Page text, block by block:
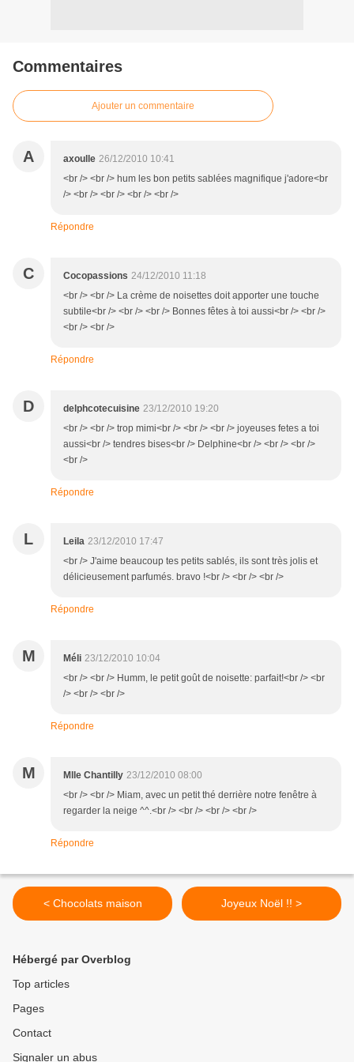
Commentaires
Ajouter un commentaire
A axoulle 26/12/2010 10:41
<br /> <br /> hum les bon petits sablées magnifique j'adore<br
/> <br /> <br /> <br /> <br />
Répondre
C Cocopassions 24/12/2010 11:18
<br /> <br /> La crème de noisettes doit apporter une touche
subtile<br /> <br /> <br /> Bonnes fêtes à toi aussi<br /> <br />
<br /> <br />
Répondre
D delphcotecuisine 23/12/2010 19:20
<br /> <br /> trop mimi<br /> <br /> <br /> joyeuses fetes a toi
aussi<br /> tendres bises<br /> Delphine<br /> <br /> <br />
<br />
Répondre
L Leila 23/12/2010 17:47
<br /> J'aime beaucoup tes petits sablés, ils sont très jolis et
délicieusement parfumés. bravo !<br /> <br /> <br />
Répondre
M Méli 23/12/2010 10:04
<br /> <br /> Humm, le petit goût de noisette: parfait!<br /> <br
/> <br /> <br />
Répondre
M Mlle Chantilly 23/12/2010 08:00
<br /> <br /> Miam, avec un petit thé derrière notre fenêtre à
regarder la neige ^^.<br /> <br /> <br /> <br />
Répondre
< Chocolats maison Joyeux Noël !! >
Hébergé par Overblog
Top articles
Pages
Contact
Signaler un abus